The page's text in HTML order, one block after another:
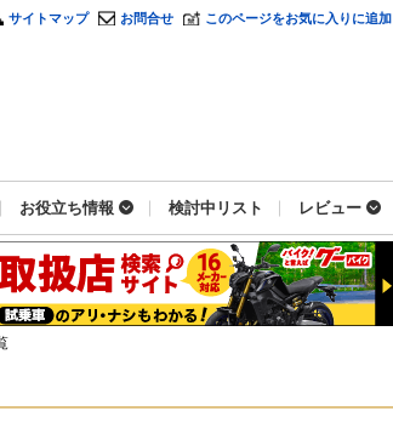
サイトマップ お問合せ このページをお気に入りに追加
お役立ち情報 検討中リスト レビュー